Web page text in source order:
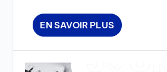
EN SAVOIR PLUS